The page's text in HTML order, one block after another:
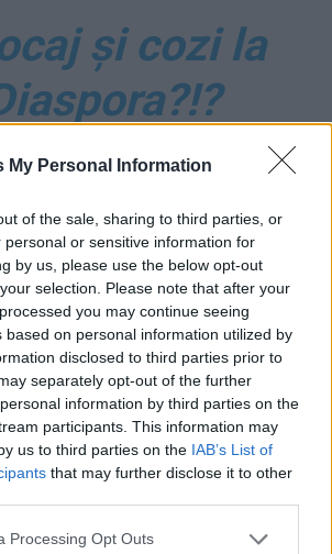
My Personal Information
of the sale, sharing to third parties, or
personal or sensitive information for
by us, please use the below opt-out
selection. Please note that after your
you may continue seeing
based on personal information utilized by
disclosed to third parties prior to
separately opt-out of the further
information by third parties on the
participants. This information may
us to third parties on the IAB’s List of
that may further disclose it to other
Processing Opt Outs
şi cozi la
că
este
Dăncilă
şi din afara
ȚOPESCU: